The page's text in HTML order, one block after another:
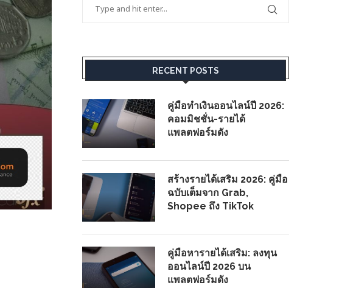
RECENT POSTS
คู่มือทำเงินออนไลน์ปี 2026:
คอมมิชชั่น-รายได้
แพลตฟอร์มดัง
สร้างรายได้เสริม 2026: คู่มือ
ฉบับเต็มจาก Grab,
Shopee ถึง TikTok
คู่มือหารายได้เสริม: ลงทุน
ออนไลน์ปี 2026 บน
แพลตฟอร์มดัง